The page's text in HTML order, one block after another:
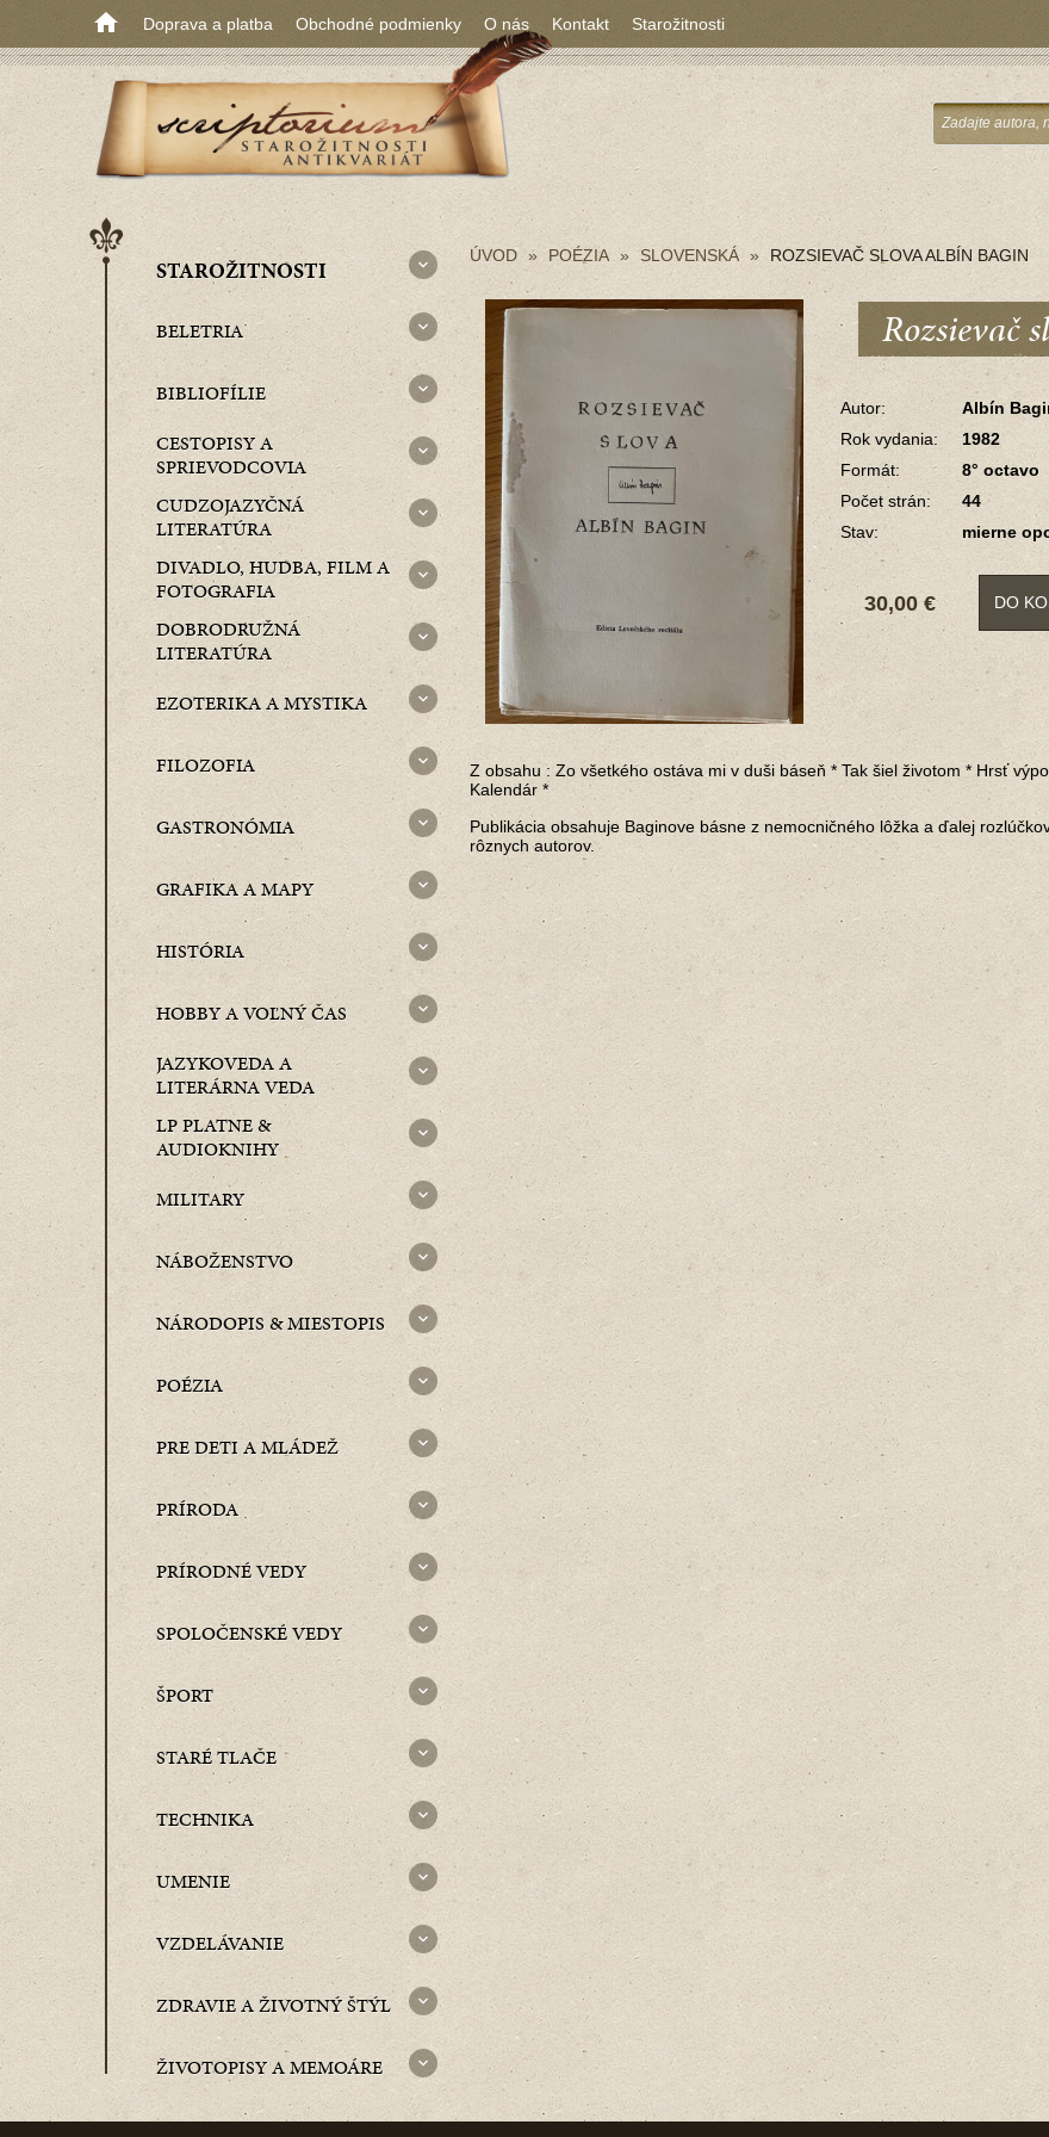
Doprava a platba Obchodné podmienky O nás Kontakt Starožitnosti
BELETRIA
BIBLIOFÍLIE
CESTOPISY A
SPRIEVODCOVIA
CUDZOJAZYČNÁ
LITERATÚRA
DIVADLO, HUDBA, FILM A
FOTOGRAFIA
DOBRODRUŽNÁ
LITERATÚRA
EZOTERIKA A MYSTIKA
FILOZOFIA
GASTRONÓMIA
GRAFIKA A MAPY
HISTÓRIA
HOBBY A VOĽNÝ ČAS
JAZYKOVEDA A
LITERÁRNA VEDA
LP PLATNE &
AUDIOKNIHY
MILITARY
NÁBOŽENSTVO
NÁRODOPIS & MIESTOPIS
POÉZIA
PRE DETI A MLÁDEŽ
PRÍRODA
PRÍRODNÉ VEDY
SPOLOČENSKÉ VEDY
ŠPORT
STARÉ TLAČE
STAROŽITNOSTI
TECHNIKA
UMENIE
VZDELÁVANIE
ZDRAVIE A ŽIVOTNÝ ŠTÝL
ŽIVOTOPISY A MEMOÁRE
ÚVOD POÉZIA SLOVENSKÁ ROZSIEVAČ SLOVA ALBÍN BAGIN
Rozsievač
Autor:
Albín
Rok vydania:
1982
Formát:
8° octavo
Počet strán:
44
Stav:
mierne
30,00 € DO
Z obsahu : Zo všetkého ostáva mi v duši báseň * Tak šiel životom * Hrsť
Kalendár *
Publikácia obsahuje Baginove básne z nemocničného lôžka a ďalej
rôznych autorov.